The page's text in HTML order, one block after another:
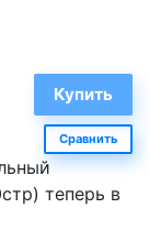
Сравнить
теперь в